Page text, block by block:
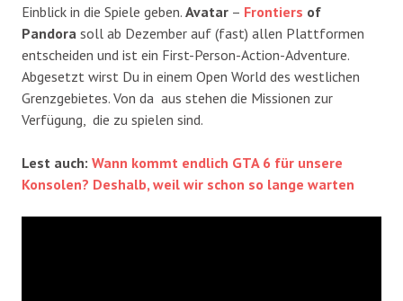
Einblick in die Spiele geben. Avatar – Frontiers of
Pandora soll ab Dezember auf (fast) allen Plattformen
entscheiden und ist ein First-Person-Action-Adventure.
Abgesetzt wirst Du in einem Open World des westlichen
Grenzgebietes. Von da aus stehen die Missionen zur
Verfügung, die zu spielen sind.
Lest auch: Wann kommt endlich GTA 6 für unsere
Konsolen? Deshalb, weil wir schon so lange warten